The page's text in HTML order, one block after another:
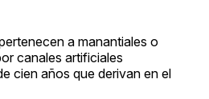
a manantiales o
canales artificiales
cien años que derivan en el